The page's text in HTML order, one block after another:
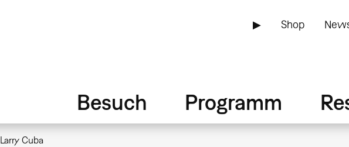
▶ Shop
Besuch Programm
Larry Cuba